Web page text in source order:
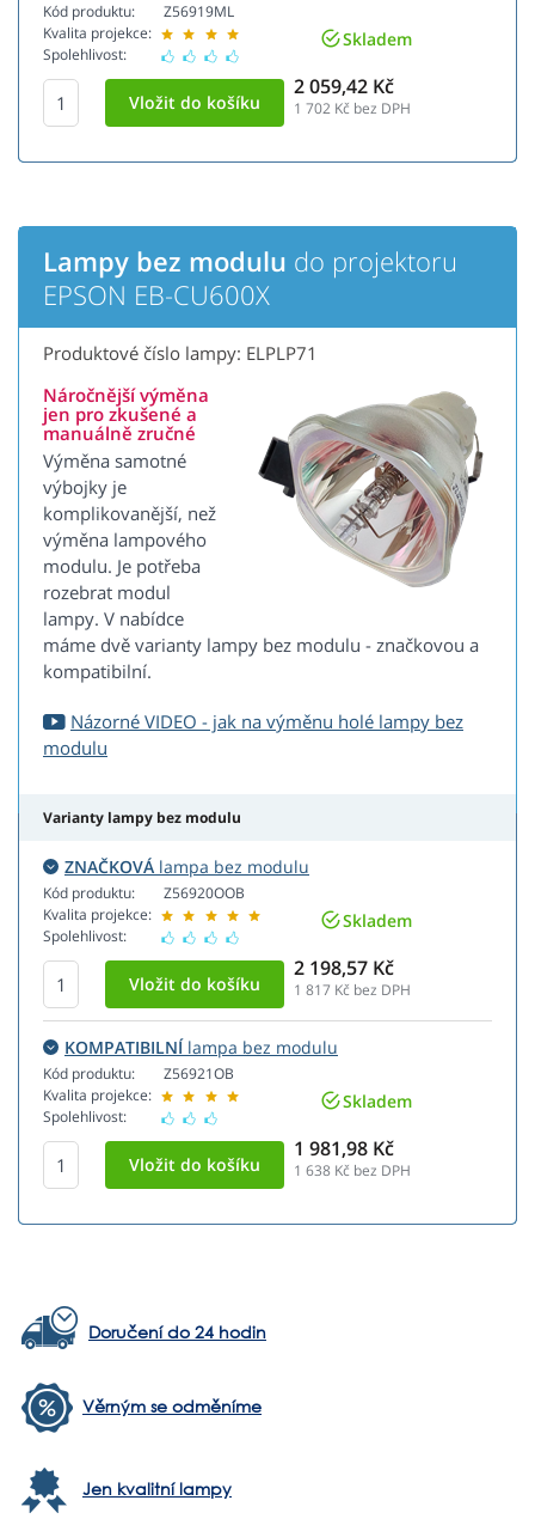
Kód produktu:
Kvalita projekce:
Spolehlivost:
Z56919ML
Skladem
2 059,42 Kč
1 702 Kč bez DPH
Lampy bez modulu do projektoru
EPSON EB-CU600X
Produktové číslo lampy: ELPLP71
Náročnější výměna
jen pro zkušené a
manuálně zručné
Výměna samotné
výbojky je
komplikovanější, než
výměna lampového
modulu. Je potřeba
rozebrat modul
lampy. V nabídce
máme dvě varianty lampy bez modulu - značkovou a
kompatibilní.
Názorné VIDEO - jak na výměnu holé lampy bez
modulu
Varianty lampy bez modulu
ZNAČKOVÁ lampa bez modulu
Kód produktu:
Kvalita projekce:
Spolehlivost:
Z56920OOB
Skladem
2 198,57 Kč
1 817 Kč bez DPH
KOMPATIBILNÍlampa bez modulu
Kód produktu:
Kvalita projekce:
Spolehlivost:
Z56921OB
Skladem
1 981,98 Kč
1 638 Kč bez DPH
Doručení do 24 hodin
Věrným se odměníme
Jen kvalitní lampy